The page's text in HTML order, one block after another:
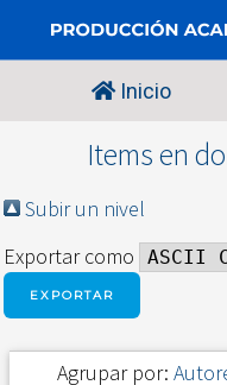
Inicio
Items en
Subir un nivel
Exportar como
Agrupar por: